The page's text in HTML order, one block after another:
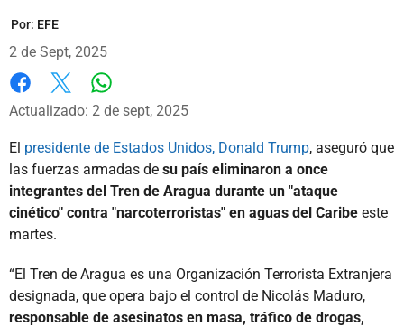
Por: EFE
2 de Sept, 2025
Facebook
X
Actualizado: 2 de sept, 2025
El presidente de Estados Unidos, Donald Trump, aseguró que
las fuerzas armadas de su país eliminaron a once
integrantes del Tren de Aragua durante un "ataque
cinético" contra "narcoterroristas" en aguas del Caribe este
martes.
“El Tren de Aragua es una Organización Terrorista Extranjera
designada, que opera bajo el control de Nicolás Maduro,
responsable de asesinatos en masa, tráfico de drogas,